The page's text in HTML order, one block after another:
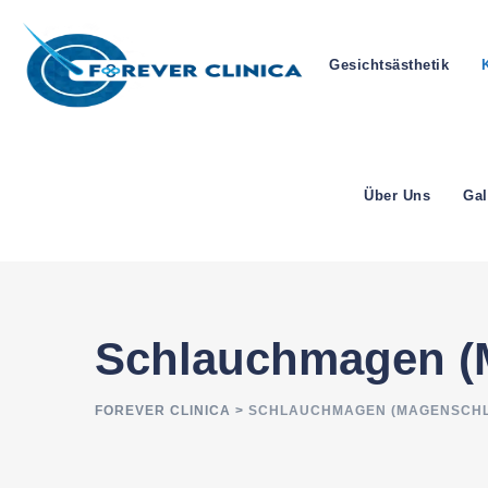
Gesichtsästhetik
Über Uns
Schlauchmagen
FOREVER CLINICA > SCHLAUCHMAGEN